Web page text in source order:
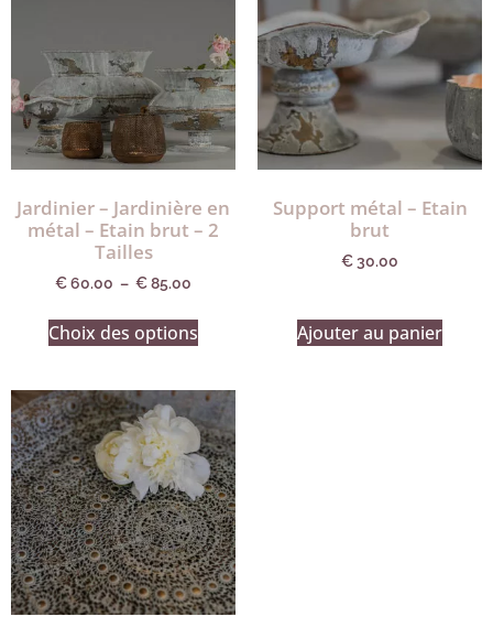
Jardinier – Jardinière en
métal – Etain brut – 2
Tailles
€60.00 – €85.00
Choix des options
Support métal – Etain
brut
€30.00
Ajouter au panier